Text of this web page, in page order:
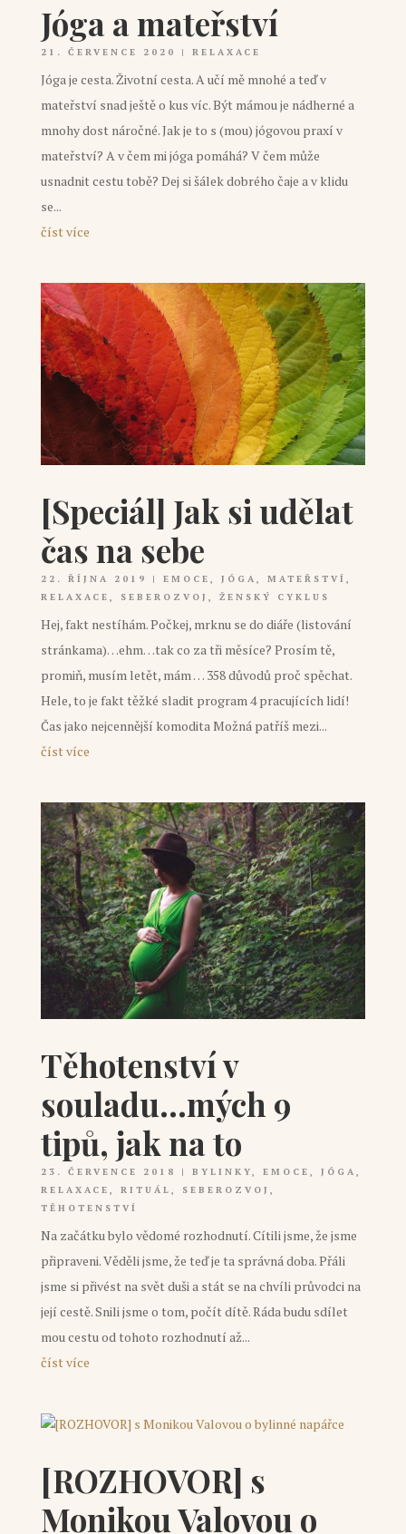
Jóga a mateřství
21. ČERVENCE 2020 | RELAXACE
Jóga je cesta. Životní cesta. A učí mě mnohé a teď v
mateřství snad ještě o kus víc. Být mámou je nádherné a
mnohy dost náročné. Jak je to s (mou) jógovou praxí v
mateřství? A v čem mi jóga pomáhá? V čem může
usnadnit cestu tobě? Dej si šálek dobrého čaje a v klidu
se...
číst více
[Speciál] Jak si udělat
čas na sebe
22. ŘÍJNA 2019 | EMOCE , JÓGA , MATEŘSTVÍ ,
RELAXACE , SEBEROZVOJ , ŽENSKÝ CYKLUS
Hej, fakt nestíhám. Počkej, mrknu se do diáře (listování
stránkama)…ehm…tak co za tři měsíce? Prosím tě,
promiň, musím letět, mám … 358 důvodů proč spěchat.
Hele, to je fakt těžké sladit program 4 pracujících lidí!
Čas jako nejcennější komodita Možná patříš mezi...
číst více
Těhotenství v
souladu…mých 9
tipů, jak na to
23. ČERVENCE 2018 | BYLINKY, EMOCE , JÓGA ,
RELAXACE , RITUÁL , SEBEROZVOJ ,
TĚHOTENSTVÍ
Na začátku bylo vědomé rozhodnutí. Cítili jsme, že jsme
připraveni. Věděli jsme, že teď je ta správná doba. Přáli
jsme si přivést na svět duši a stát se na chvíli průvodci na
její cestě. Snili jsme o tom, počít dítě. Ráda budu sdílet
mou cestu od tohoto rozhodnutí až...
číst více
[ROZHOVOR] s
Monikou Valovou o